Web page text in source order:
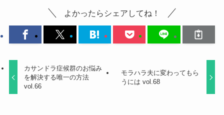
よかったらシェアしてね！
カサンドラ症候群のお悩み
を解決する唯一の方法
vol.66
モラハラ夫に変わってもら
うには vol.68